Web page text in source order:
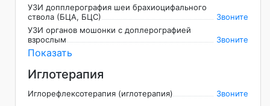
УЗИ допплерография шеи брахиоцифального
ствола (БЦА, БЦС)
Звоните
УЗИ органов мошонки с доплерографией
взрослым
Звоните
Показать
Иглотерапия
Иглорефлексотерапия (иглотерапия) Звоните